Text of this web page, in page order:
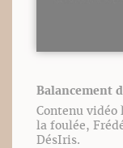
Balancement
Contenu vidéo
la foulée,
DésIris.